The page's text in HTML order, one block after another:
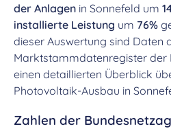
der Anlagen in Sonnefeld um
installierte Leistung um 76%
dieser Auswertung sind Daten
Marktstammdatenregister der
einen detaillierten Überblick
Photovoltaik-Ausbau in
Zahlen der